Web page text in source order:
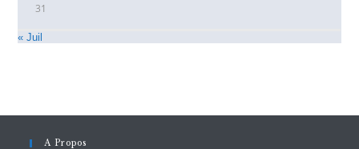
31
« Juil
A Propos